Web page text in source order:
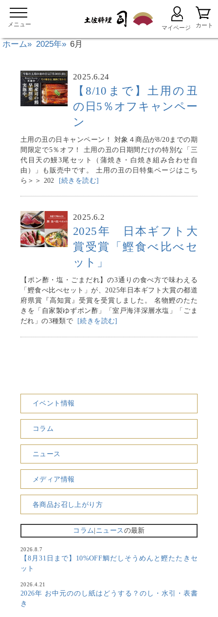
ホーム 2025年 6月
2025.6.24
【8/10まで】土用の丑
の日5％オフキャンペー
ン
土用の丑の日キャンペーン！ 対象４商品が8/20までの期
間限定で5％オフ！ 土用の丑の日期間だけの特別な「三
代目天の鰻3尾セット（蒲焼き・白焼き組み合わせ自
由）」も販売中です。 土用の丑の日特集ページはこち
ら＞＞ 202 [続きを読む]
2025.6.2
2025年 日本ギフト大
賞受賞「鰹食べ比べセ
ット」
【ポン酢・塩・ごまだれ】の3通りの食べ方で味わえる
「鰹食べ比べセット」が、2025年日本ギフト大賞の都道
府県賞『高知賞』受賞を受賞しました。 名物鰹のたた
きを「自家製ゆずポン酢」「室戸海洋深層水塩」「ごま
だれ」の3種類で [続きを読む]
イベント情報
コラム
ニュース
メディア情報
各商品お召し上がり方
コラム ニュース の最新
2026.8.7
【8月31日まで】10%OFF鯛だしそうめんと鰹たたきセ
ット
2026.4.21
2026年 お中元ののし紙はどうする？のし・水引・表書
き